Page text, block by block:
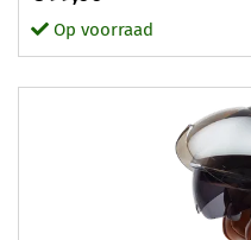
Op voorraad